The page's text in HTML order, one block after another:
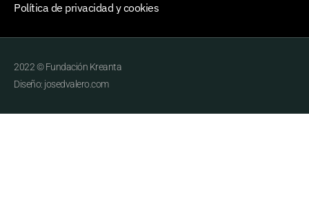
Política de privacidad y cookies
2022 © Fundación Kreanta
Diseño: josedvalero.com